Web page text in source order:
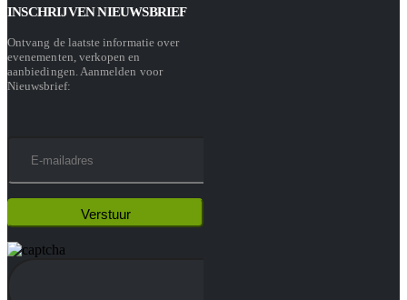
INSCHRIJVEN NIEUWSBRIEF
Ontvang de laatste informatie over
evenementen, verkopen en
aanbiedingen. Aanmelden voor
Nieuwsbrief: